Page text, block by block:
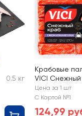
0.5 кг
Крабовые
VICI Снежный
с мясом
натурального
Цена за 1 шт
С Картой №1
124,99